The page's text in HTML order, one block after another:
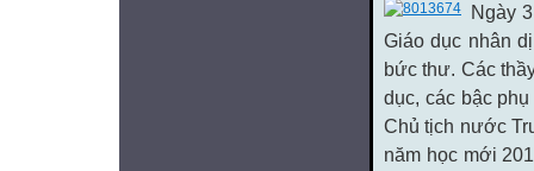
Ngày
Giáo dục nhân
bức thư. Các
dục, các bậc
Chủ tịch nước
năm học mới